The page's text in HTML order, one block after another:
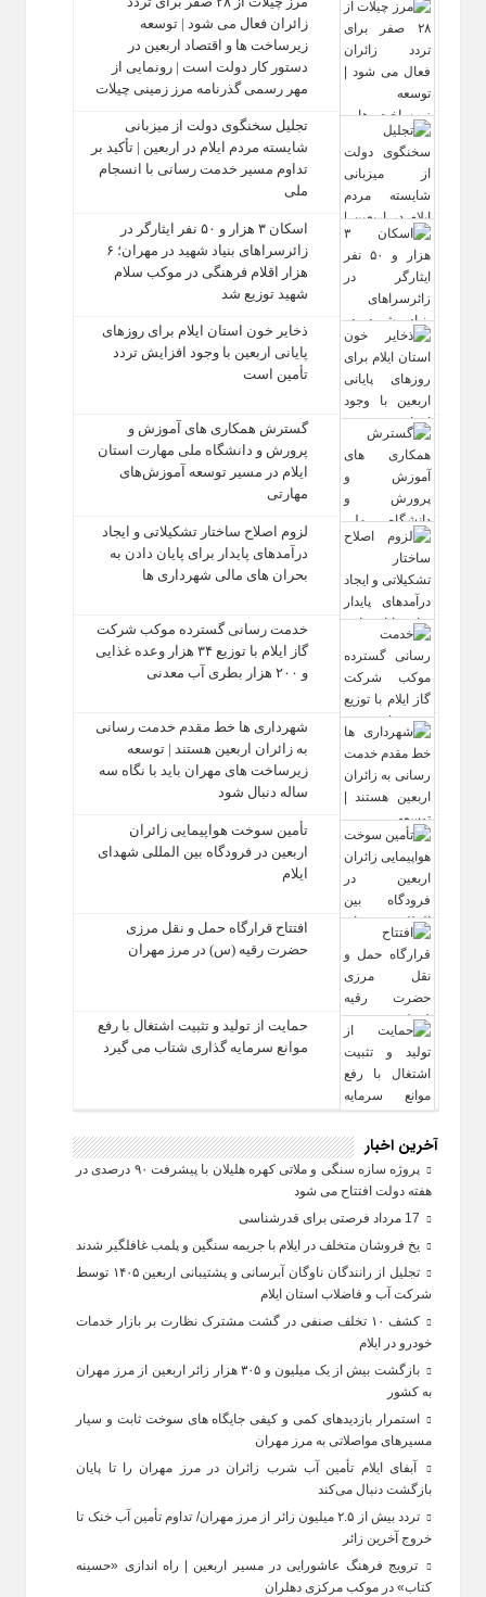
زائران فعال می‌ شود | توسعه
زیرساخت‌ ها و اقتصاد اربعین در
دستور کار دولت است | رونمایی از
مهر رسمی گذرنامه مرز زمینی چیلات
تجلیل سخنگوی دولت از میزبانی
شایسته مردم ایلام در اربعین | تأکید بر
تداوم مسیر خدمت‌ رسانی با انسجام
ملی
اسکان ۳ هزار و ۵۰ نفر ایثارگر در
زائرسراهای بنیاد شهید در مهران؛ ۶
هزار اقلام فرهنگی در موکب سلام
شهید توزیع شد
ذخایر خون استان ایلام برای روزهای
پایانی اربعین با وجود افزایش تردد
تأمین است
گسترش همکاری‌ های آموزش و
پرورش و دانشگاه ملی مهارت استان
ایلام در مسیر توسعه آموزش‌های
مهارتی
لزوم اصلاح ساختار تشکیلاتی و ایجاد
درآمدهای پایدار برای پایان دادن به
بحران‌ های مالی شهرداری‌ ها
خدمت رسانی گسترده موکب شرکت
گاز ایلام با توزیع ۳۴ هزار وعده غذایی
و ۲۰۰ هزار بطری آب معدنی
شهرداری‌ ها خط مقدم خدمت ‌رسانی
به زائران اربعین هستند | توسعه
زیرساخت ‌های مهران باید با نگاه سه‌
ساله دنبال شود
تأمین سوخت هواپیمایی زائران
اربعین در فرودگاه بین المللی شهدای
ایلام
افتتاح قرارگاه حمل‌ و نقل مرزی
حضرت رقیه (س) در مرز مهران
حمایت از تولید و تثبیت اشتغال با رفع
موانع سرمایه‌ گذاری شتاب می‌ گیرد
آخرین اخبار
پروژه سازه سنگی و ملاتی کهره هلیلان با پیشرفت ۹۰ درصدی در
هفته دولت افتتاح می شود
یخ‌ فروشان متخلف در ایلام با جریمه سنگین و پلمب غافلگیر شدند
تجلیل از رانندگان ناوگان آبرسانی و پشتیبانی اربعین ۱۴۰۵ توسط
شرکت آب و فاضلاب استان ایلام
کشف ۱۰ تخلف صنفی در گشت مشترک نظارت بر بازار خدمات
خودرو در ایلام
بازگشت بیش از یک میلیون و ۳۰۵ هزار زائر اربعین از مرز مهران
به کشور
استمرار بازدیدهای کمی و کیفی جایگاه‌ های سوخت ثابت و سیار
مسیرهای مواصلاتی به مرز مهران
آبفای ایلام تأمین آب شرب زائران در مرز مهران را تا پایان
بازگشت دنبال می‌کند
تردد بیش از ۲.۵ میلیون زائر از مرز مهران/ تداوم تأمین آب خنک تا
خروج آخرین زائر
ترویج فرهنگ عاشورایی در مسیر اربعین | راه‌ اندازی «حسینه
کتاب» در موکب مرکزی دهلران